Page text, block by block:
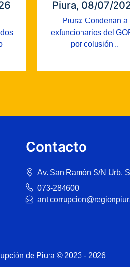
Piura, 08/07/
Piura: Condenan a
exfuncionarios del
por colusión...
Contacto
Av. San Ramón S/N Urb.
073-284600
de Piura © 2023 - 2026